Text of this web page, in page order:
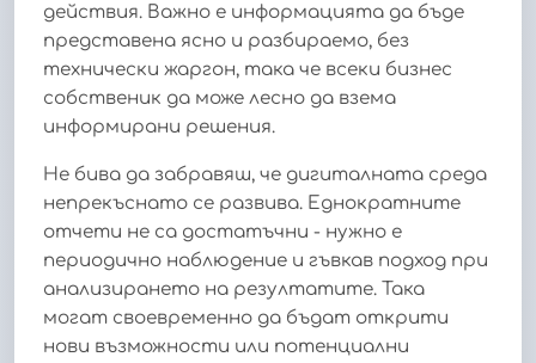
действия. Важно е информацията да бъде
представена ясно и разбираемо, без
технически жаргон, така че всеки бизнес
собственик да може лесно да взема
информирани решения.
Не бива да забравяш, че дигиталната среда
непрекъснато се развива. Еднократните
отчети не са достатъчни - нужно е
периодично наблюдение и гъвкав подход при
анализирането на резултатите. Така
могат своевременно да бъдат открити
нови възможности или потенциални